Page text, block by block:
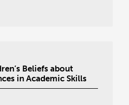
Beliefs about
in Academic Skills